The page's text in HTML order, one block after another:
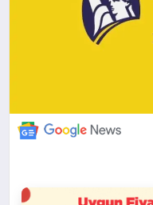
OTOMOBIL
İLETIŞIM